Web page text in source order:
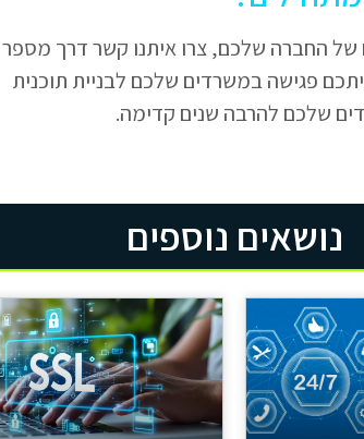
החברה שלכם, צרו איתנו קשר דרך מספר
פגישה במשרדים שלכם לבניית תוכנית
שלכם להרבה שנים קדימה.
נושאים נוספים